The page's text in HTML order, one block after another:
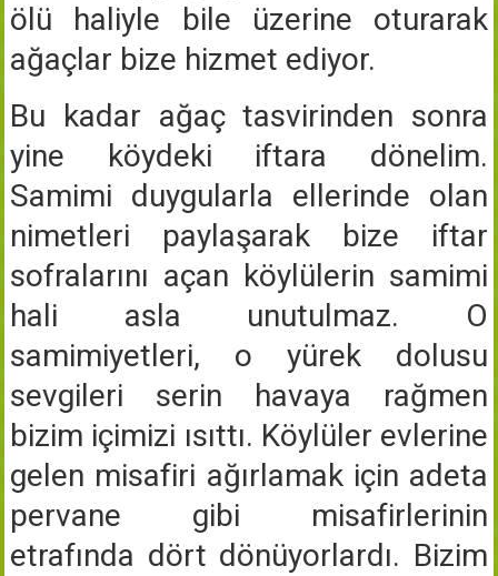
ölü haliyle bile üzerine oturarak
ağaçlar bize hizmet ediyor.
Bu kadar ağaç tasvirinden sonra
yine köydeki iftara dönelim.
Samimi duygularla ellerinde olan
nimetleri paylaşarak bize iftar
sofralarını açan köylülerin samimi
hali asla unutulmaz. O
samimiyetleri, o yürek dolusu
sevgileri serin havaya rağmen
bizim içimizi ısıttı. Köylüler evlerine
gelen misafiri ağırlamak için adeta
pervane gibi misafirlerinin
etrafında dört dönüyorlardı. Bizim